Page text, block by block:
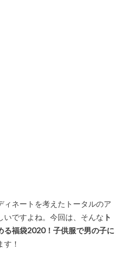
ィネートを考えたトータルのア
いですよね。今回は、そんな ト
る福袋2020！子供服で男の子に
す！